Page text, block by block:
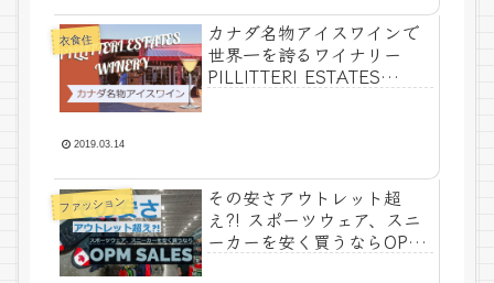
衣食住
カナダ名物アイスワインで
世界一を誇るワイナリー
PILLITTERI ESTATES
2019.03.14
ファッション
その安さアウトレット超
え?! スポーツウェア、スニ
ーカーを安く買うならOPM